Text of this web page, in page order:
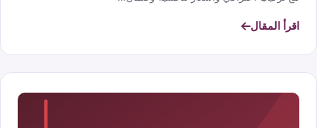
اقرأ المقال